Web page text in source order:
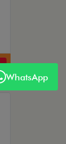
WhatsApp